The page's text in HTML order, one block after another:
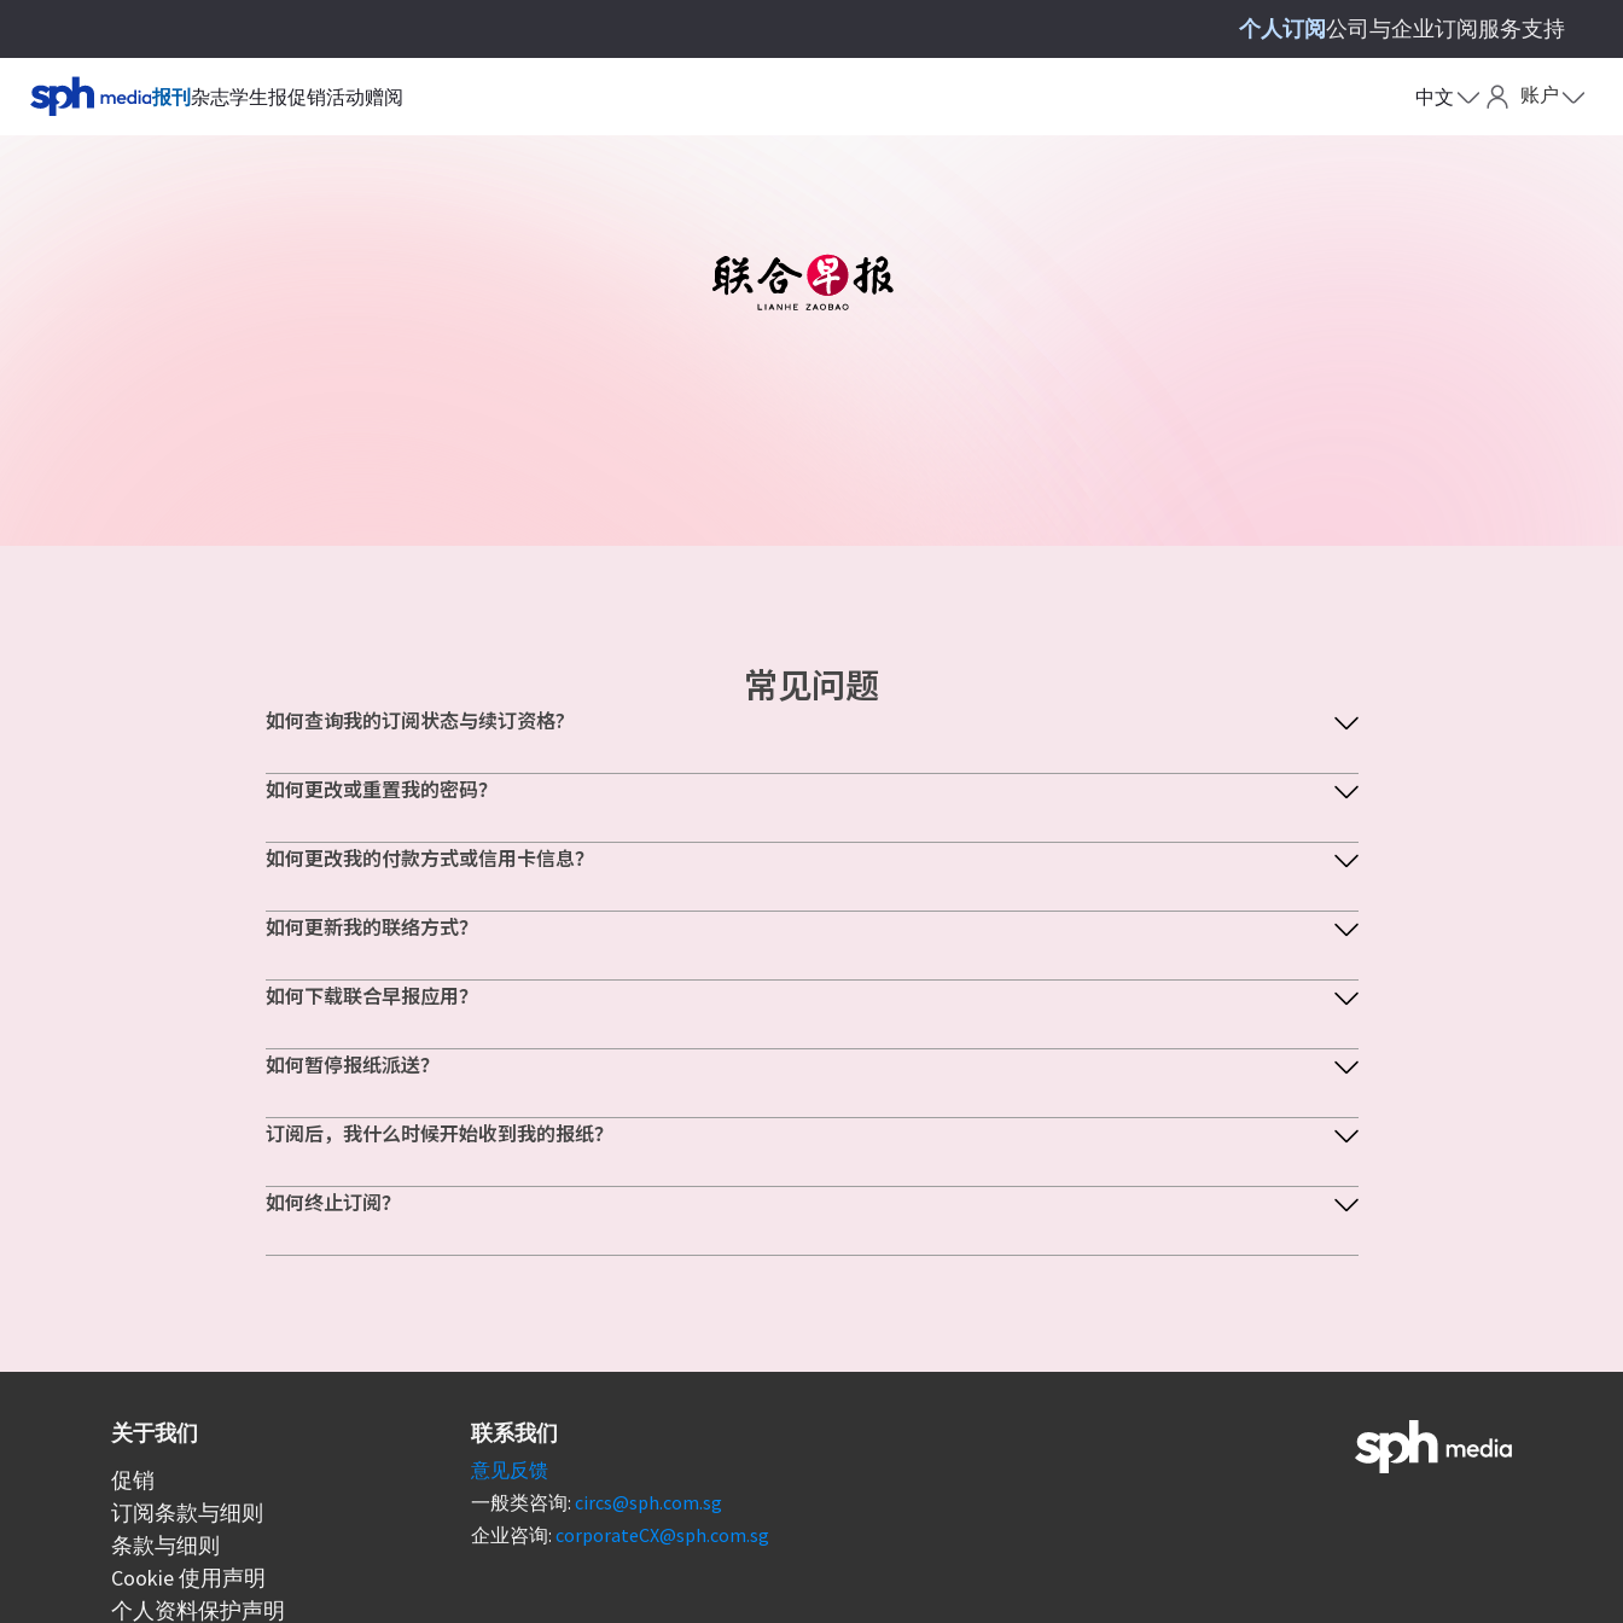
个人订阅公司与企业订阅服务支持
报刊杂志学生报促销活动赠阅 中文 账户
常见问题
如何查询我的订阅状态与续订资格?
如何更改或重置我的密码？
如何更改我的付款方式或信用卡信息？
如何更新我的联络方式？
如何下载联合早报应用？
如何暂停报纸派送？
订阅后，我什么时候开始收到我的报纸？
如何终止订阅？
关于我们
促销
订阅条款与细则
条款与细则
Cookie 使用声明
个人资料保护声明
联系我们
意见反馈
一般类咨询: circs@sph.com.sg
企业咨询: corporateCX@sph.com.sg